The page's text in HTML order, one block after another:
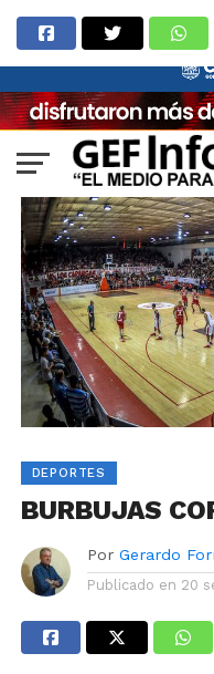
DEPORTES
BURBUJAS
Por Gerardo
Publicado en 20